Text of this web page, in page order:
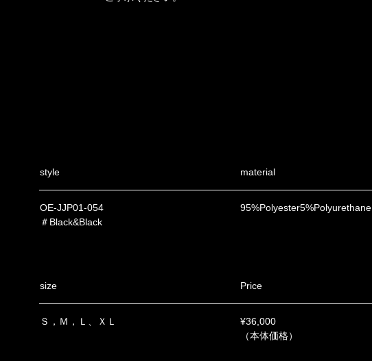
style material
OE-JJP01-054
＃Black&Black
95%Polyester5%Polyurethane
size Price
Ｓ，Ｍ，Ｌ、ＸＬ
¥36,000
（本体価格）